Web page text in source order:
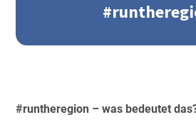
#runtheregion – was bedeutet